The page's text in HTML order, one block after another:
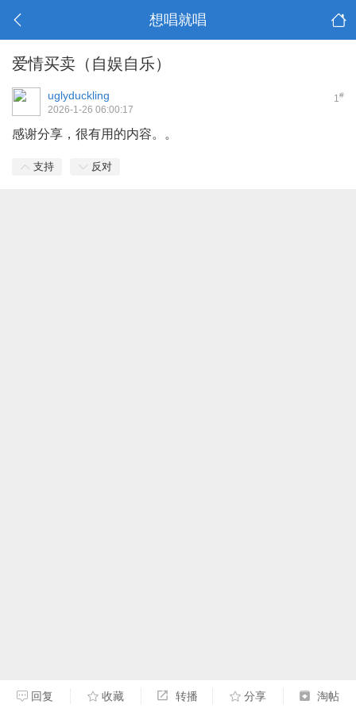
想唱就唱
爱情买卖（自娱自乐）
1#
uglyduckling
2026-1-26 06:00:17
感谢分享，很有用的内容。。
支持 反对
回复 收藏 转播 分享 淘帖